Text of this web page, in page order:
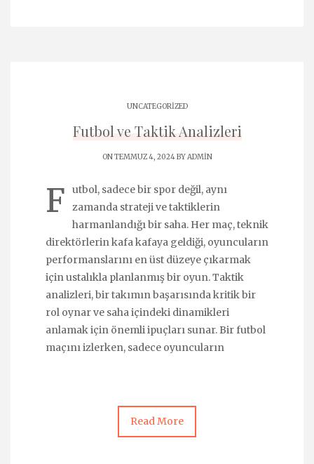
UNCATEGORIZED
Futbol ve Taktik Analizleri
ON TEMMUZ 4, 2024 BYADMIN
F
utbol, sadece bir spor değil, aynı
zamanda strateji ve taktiklerin
harmanlandığı bir saha. Her maç, teknik
direktörlerin kafa kafaya geldiği, oyuncuların
performanslarını en üst düzeye çıkarmak
için ustalıkla planlanmış bir oyun. Taktik
analizleri, bir takımın başarısında kritik bir
rol oynar ve saha içindeki dinamikleri
anlamak için önemli ipuçları sunar. Bir futbol
maçını izlerken, sadece oyuncuların
Read More